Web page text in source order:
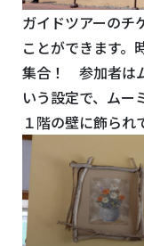
ガイドツアーのチ
ことができます。
集合！ 参加者は
いう設定で、ムー
１階の壁に飾られ